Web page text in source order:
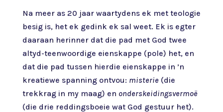
Na meer as 20 jaar waartydens ek met teologie
besig is, het ek gedink ek sal weet. Ek is egter
daaraan herinner dat die pad met God twee
altyd-teenwoordige eienskappe (pole) het, en
dat die pad tussen hierdie eienskappe in ’n
kreatiewe spanning ontvou: misterie(die
trekkrag in my maag) en onderskeidingsvermoë
(die drie reddingsboeie wat God gestuur het).